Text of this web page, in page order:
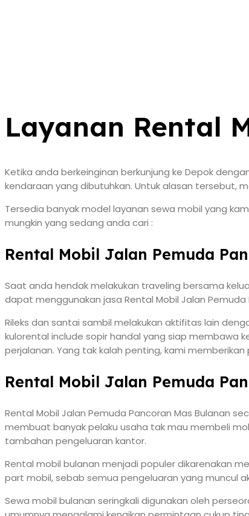
Layanan Rental
Ketika anda berkeinginan berkunjung ke Depok
kendaraan yang dibutuhkan. Untuk alasan tersebut,
Tersedia banyak model layanan sewa mobil yang
mungkin yang sedang anda cari :
Rental Mobil Jalan Pemuda
Saat anda hendak melakukan traveling bersama
dapat menggunakan jasa Rental Mobil Jalan
Rileks dan santai sambil melakukan aktifitas lain
kulorental include sopir handal yang siap membawa
perjalanan. Yang tak kalah penting, kami
Rental Mobil Jalan Pemuda
Rental Mobil Jalan Pemuda Pancoran Mas Bulanan
membuat banyak pelaku usaha tak mau membeli
tambahan pengeluaran kantor.
Rental mobil bulanan menjadi populer dikarenakan
part mobil, sebab semua pengeluaran yang muncul
Sewa mobil bulanan seringkali digunakan oleh